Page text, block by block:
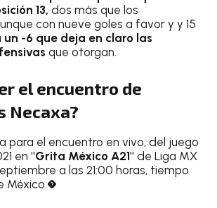
13,dos más que los
con nueve goles a favor y y 15
un -6 que deja en claro las
que otorgan.
el encuentro de
Necaxa?
para el encuentro en vivo, del juego
en "Grita México A21" de Liga MX
a las 21:00 horas, tiempo
México.�